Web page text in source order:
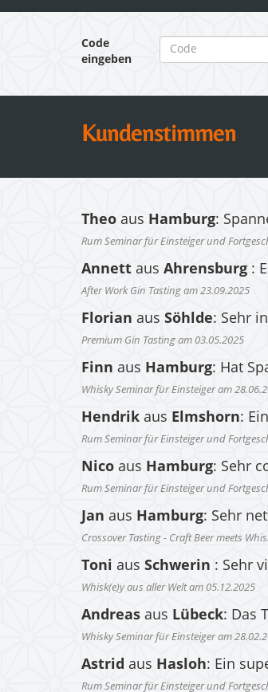
Code
eingeben
Kundenstimmen
Theo aus Hamburg:
Rum Seminar für Einsteiger und
Annett aus Ahrensburg :
After Work Gin Tasting am 23.09.2025
Florian aus Söhlde: Sehr
Premium Gin Tasting am 03.05.2025
Finn aus Hamburg: Hat
Whisky Seminar für Einsteiger am
Hendrik aus Elmshorn:
Rum Seminar für Einsteiger und
Nico aus Hamburg: Sehr
Rum Seminar für Einsteiger und
Jan aus Hamburg: Sehr
Crossover Tasting - Craft Beer meets
Toni aus Schwerin : Sehr
Whisk(e)y aus aller Welt am 05.12.2025
Andreas aus Lübeck: Das
Whisky Seminar für Einsteiger am
Astrid aus Hasloh: Ein
Rum Seminar für Einsteiger und